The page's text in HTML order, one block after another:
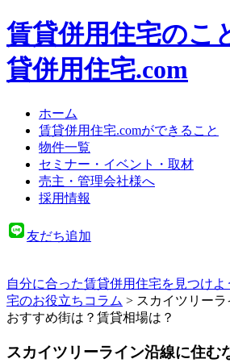
賃貸併用住宅のこ
貸併用住宅.com
ホーム
賃貸併用住宅.comができること
物件一覧
セミナー・イベント・取材
売主・管理会社様へ
採用情報
友だち追加
自分に合った賃貸併用住宅を見つけよ
宅のお役立ちコラム > スカイツリー
おすすめ街は？賃貸相場は？
スカイツリーライン沿線に住む